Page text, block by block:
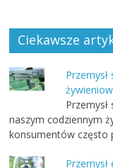
Ciekawsze
naszym codziennym
konsumentów często